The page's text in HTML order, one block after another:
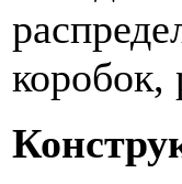
коробок,